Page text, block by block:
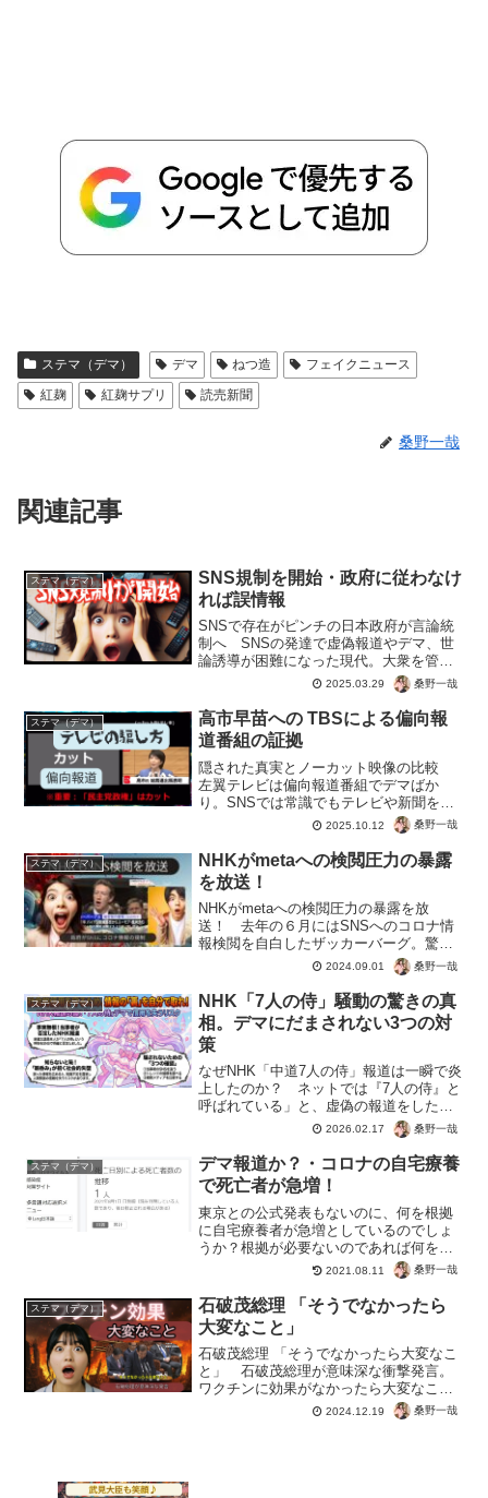
ステマ（デマ） デマ ねつ造
フェイクニュース
紅麹
紅麹サプリ 読売新聞
桑野一哉
関連記事
ステマ（デマ）
SNS規制を開始・政府に従わなけ
れば誤情報
SNSで存在がピンチの日本政府が言論統
制へ SNSの発達で虚偽報道やデマ、世
論誘導が困難になった現代。大衆を管理
コントロールできずに、行う対策がSNS
規制。真実の情報を知られなければ、今
まで通りの世論操作が可能と考えたか。
言論の自由という憲...
2025.03.29 桑野一哉
ステマ（デマ）
高市早苗への TBSによる偏向報
道番組の証拠
隠された真実とノーカット映像の比較
左翼テレビは偏向報道番組でデマばか
り。SNSでは常識でもテレビや新聞を信
じてる人は、ピンとこないかもしれませ
ん。そんな人の初心者でもわかる、テレ
ビの報道しない自由の犯行現場の動画。
偏向報道特集の放送と、ノ...
2025.10.12 桑野一哉
ステマ（デマ）
NHKがmetaへの検閲圧力の暴露
を放送！
NHKがmetaへの検閲圧力の暴露を放
送！ 去年の６月にはSNSへのコロナ情
報検閲を自白したザッカーバーグ。驚き
はついにNHKが放送へ踏み切ったこと。
海外ではこのようにコロナ対策や言論統
制の裁きの段階。周回遅れの日本なの
に、コロナワクチン後...
2024.09.01 桑野一哉
ステマ（デマ）
NHK「7人の侍」騒動の驚きの真
相。デマにだまされない3つの対
策
なぜNHK「中道7人の侍」報道は一瞬で炎
上したのか？ ネットでは『7人の侍』と
呼ばれている」と、虚偽の報道をしたか
らです。これは中道改革連合の泉健太さ
ん本人も否定しています。もちろんSNS
上の履歴には、中道の７人が『7人の侍』
と呼ばれている...
2026.02.17 桑野一哉
ステマ（デマ）
デマ報道か？・コロナの自宅療養
で死亡者が急増！
東京との公式発表もないのに、何を根拠
に自宅療養者が急増としているのでしょ
うか？根拠が必要ないのであれば何をど
ういってもアリですよね？新型コロナウ
イルスが怖いってのも独自でしょうか？
自宅療養中の死者急増なんてタグまで作
られているので、マスコミ...
2021.08.11 桑野一哉
ステマ（デマ）
石破茂総理 「そうでなかったら
大変なこと」
石破茂総理 「そうでなかったら大変なこ
と」 石破茂総理が意味深な衝撃発言。
ワクチンに効果がなかったら大変なこ
と。正確には、「ワクチンを打って 本当
に重篤なコロナの症状から逃れたという
2024.12.19 桑野一哉